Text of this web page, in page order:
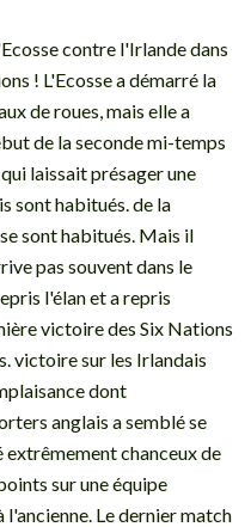
contre l'Irlande dans
! L'Ecosse a démarré la
de roues, mais elle a
de la seconde mi-temps
laissait présager une
sont habitués. de la
sont habitués. Mais il
pas souvent dans le
l'élan et a repris
victoire des Six Nations
victoire sur les Irlandais
dont
anglais a semblé se
chanceux de
sur une équipe
Le dernier match